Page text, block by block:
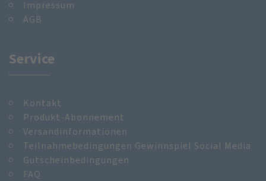
Impressum
AGB
Service
Kontakt
Produkt-Abonnement
Versandinformationen
Teilnahmebedingungen Gewinnspiel Social Media
Gutscheinbedingungen
FAQ